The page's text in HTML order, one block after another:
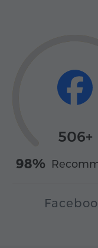
506+
98%